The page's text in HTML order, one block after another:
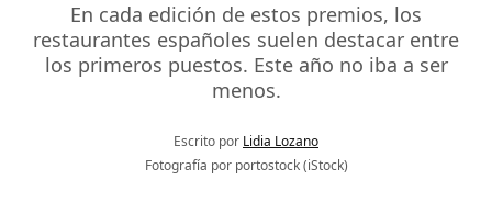
En cada edición de estos premios, los
restaurantes españoles suelen destacar entre
los primeros puestos. Este año no iba a ser
menos.
Escrito por Lidia Lozano
Fotografía por portostock (iStock)